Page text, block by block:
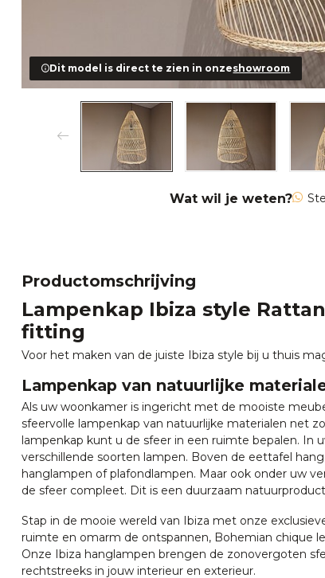
Dit model is direct te zien in onzeshowroom
Wat wil je weten?
Productomschrijving
Lampenkap Ibiza style
fitting
Voor het maken van de juiste Ibiza style bij u thuis
Lampenkap van natuurlijke
Als uw woonkamer is ingericht met de mooiste
sfeervolle lampenkap van natuurlijke materialen net
lampenkap kunt u de sfeer in een ruimte bepalen. In
verschillende soorten lampen. Boven de eettafel
hanglampen of plafondlampen. Maar ook onder uw
de sfeer compleet. Dit is een duurzaam
Stap in de mooie wereld van Ibiza met onze
ruimte en omarm de ontspannen, Bohemian chique
Onze Ibiza hanglampen brengen de zonovergoten
rechtstreeks in jouw interieur en exterieur.